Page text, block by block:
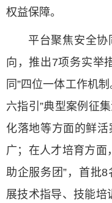
权益保障。
平台聚焦安全
向，推出7项务实举
同”四位一体工作机
六指引”典型案例征
化落地等方面的鲜
广；在人才培育方面
助企服务团”，首批
展技术指导、技能培